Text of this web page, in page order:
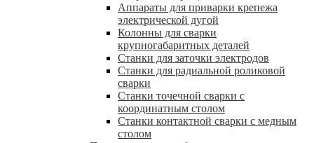
Аппараты для приварки крепежа
электрической дугой
Колонны для сварки
крупногабаритных деталей
Станки для заточки электродов
Станки для радиальной роликовой
сварки
Станки точечной сварки с
координатным столом
Станки контактной сварки с медным
столом